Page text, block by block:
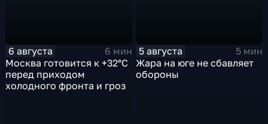
6 августа
6 мин
Москва готовится к +32°C
перед приходом
холодного фронта и гроз
5 августа
5 мин
Жара на юге не сбавляет
обороны